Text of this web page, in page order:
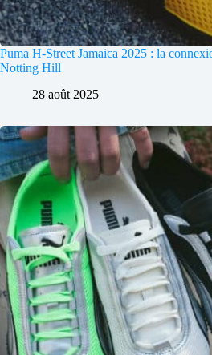
Puma H-Street Jamaica 2025 : la
Notting Hill
28 août 2025